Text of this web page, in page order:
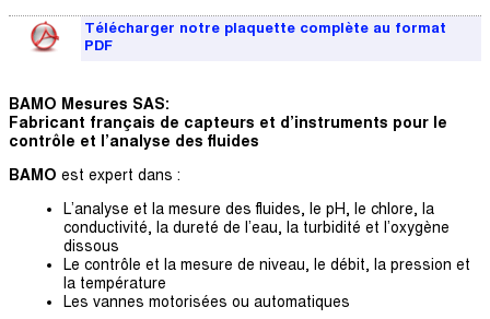
Télécharger notre plaquette complète au format
PDF
BAMO Mesures SAS:
Fabricant français de capteurs et d’instruments pour le
contrôle et l’analyse des fluides
BAMO est expert dans :
L’analyse et la mesure des fluides, le pH, le chlore, la
conductivité, la dureté de l’eau, la turbidité et l’oxygène
dissous
Le contrôle et la mesure de niveau, le débit, la pression et
la température
Les vannes motorisées ou automatiques